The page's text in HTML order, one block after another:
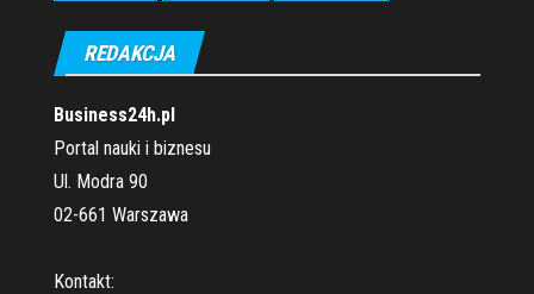
REDAKCJA
Business24h.pl
Portal nauki i biznesu
Ul. Modra 90
02-661 Warszawa
Kontakt: